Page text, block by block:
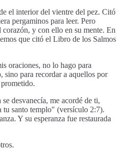
el interior del vientre del pez. Citó
pergaminos para leer. Pero
y con ello en su mente. En
que citó el Libro de los Salmos
oraciones, no lo hago para
sino para recordar a aquellos por
desvanecía, me acordé de ti,
tu santo templo" (versículo 2:7).
Y su esperanza fue restaurada